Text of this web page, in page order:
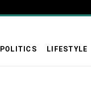
POLITICS LIFESTYLE